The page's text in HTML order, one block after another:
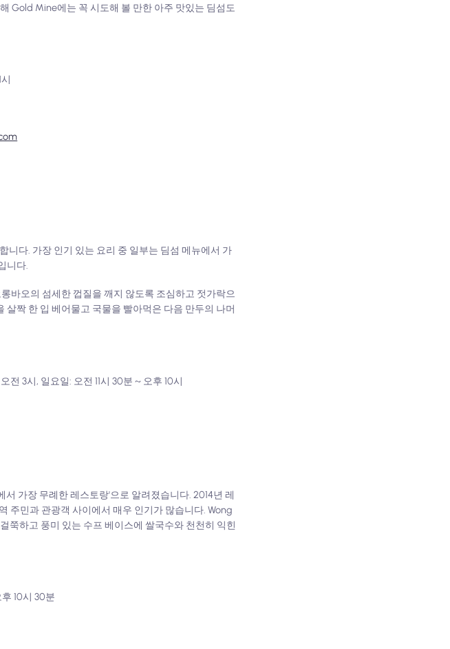
Gold Mine에는 꼭 시도해 볼 만한 아주 맛있는 딤섬도
다. 가장 인기 있는 요리 중 일부는 딤섬 메뉴에서 가
니다.
바오의 섬세한 껍질을 깨지 않도록 조심하고 젓가락으
짝 한 입 베어물고 국물을 빨아먹은 다음 만두의 나머
전 3시, 일요일: 오전 11시 30분 ~ 오후 10시
가장 무례한 레스토랑'으로 알려졌습니다. 2014년 레
주민과 관광객 사이에서 매우 인기가 많습니다. Wong
쭉하고 풍미 있는 수프 베이스에 쌀국수와 천천히 익힌
10시 30분